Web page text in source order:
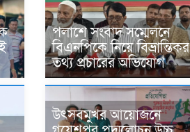
পলাশে সংবাদ সম্মেলনে
বিএনপিকে নিয়ে বিভ্রান্তিকর
তথ্য প্রচারের অভিযোগ
উৎসবমুখর আয়োজনে